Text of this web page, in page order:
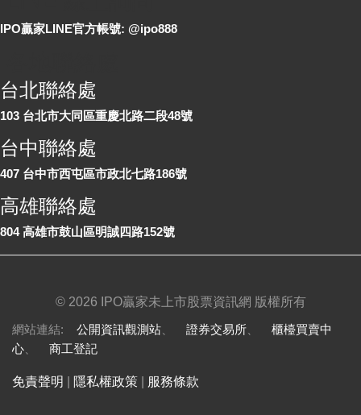
IPO贏家LINE官方帳號: @ipo888
台北聯絡處
103 台北市大同區重慶北路二段48號
台中聯絡處
407 台中市西屯區市政北七路186號
高雄聯絡處
804 高雄市鼓山區明誠四路152號
© 2026 IPO贏家未上市股票資訊網 版權所有
網站連結: 公開資訊觀測站 證券交易所
櫃檯買賣中
心
商工登記
免責聲明 隱私權政策 服務條款